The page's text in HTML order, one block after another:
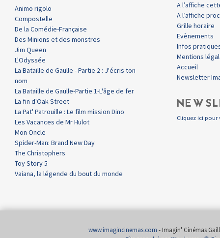
Animo rigolo
Compostelle
De la Comédie-Française
Des Minions et des monstres
Jim Queen
L'Odyssée
La Bataille de Gaulle - Partie 2 : J'écris ton
nom
La Bataille de Gaulle-Partie 1-L'âge de fer
La fin d'Oak Street
La Pat' Patrouille : Le film mission Dino
Les Vacances de Mr Hulot
Mon Oncle
Spider-Man: Brand New Day
The Christophers
Toy Story 5
Vaiana, la légende du bout du monde
A l’affiche
A l’affiche
Grille horaire
Evènements
Infos
Mentions
Accueil
Newsletter
Cliquez ici pour
www.imagincinemas.com - Imagin' Cinémas